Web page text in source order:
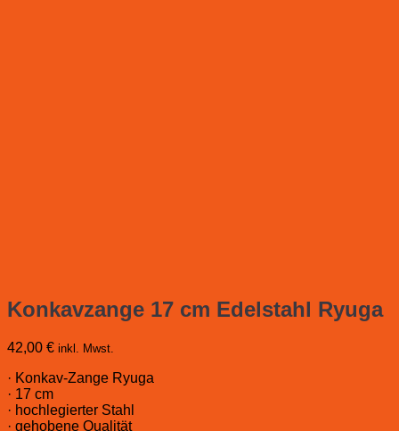
Konkavzange 17 cm Edelstahl Ryuga
42,00 € inkl. Mwst.
· Konkav-Zange Ryuga
· 17 cm
· hochlegierter Stahl
· gehobene Qualität